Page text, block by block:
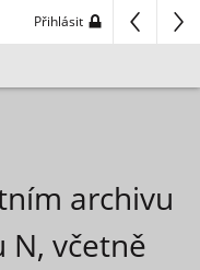
Přihlásit
archivu
včetně